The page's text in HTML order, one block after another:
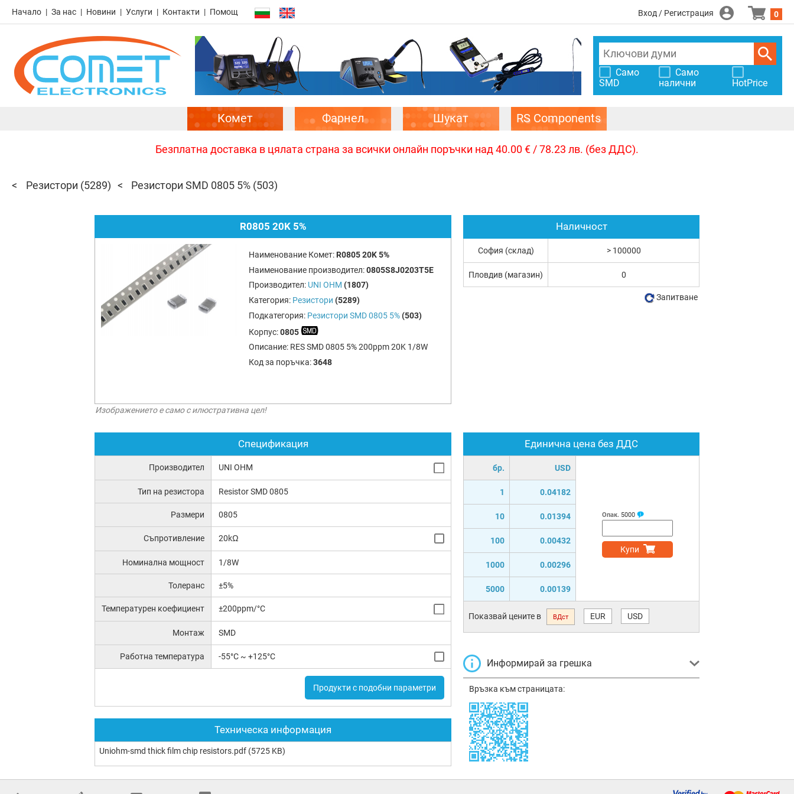
Начало За нас Новини Услуги Контакти Помощ Вход / Регистрация 0
Само
SMD
Само
налични
HotPrice
Комет Фарнел Шукат RS Components
Безплатна доставка в цялата страна за всички онлайн поръчки над 40.00 € / 78.23 лв. (без ДДС).
Резистори (5289) Резистори SMD 0805 5% (503)
R0805 20K 5%
Наименование Комет: R0805 20K 5%
Наименование производител:0805S8J0203T5E
Производител: UNI OHM (1807)
Категория: Резистори (5289)
Подкатегория: Резистори SMD 0805 5% (503)
Корпус:0805
Описание: RES SMD 0805 5% 200ppm 20K 1/8W
Код за поръчка:3648
Изображението е само с илюстративна цел!
Спецификация
Производител UNI OHM
Тип на резистора Resistor SMD 0805
Размери 0805
Съпротивление 20kΩ
Номинална мощност 1/8W
Толеранс ±5%
Температурен коефициент ±200ppm/°C
Монтаж SMD
Работна температура -55°C ~ +125°C
Продукти с подобни параметри
Техническа информация
Uniohm-smd thick film chip resistors.pdf (5725 KB)
Единична цена без ДДС
бр. USD
1 0.04182
10 0.01394
100 0.00432
1000 0.00296
5000 0.00139
Опак. 5000
Купи
Показвай цените в ВДст EUR USD
Информирай за грешка
Връзка към страницата:
Наличност
София (склад) > 100000
Пловдив (магазин) 0
Запитване